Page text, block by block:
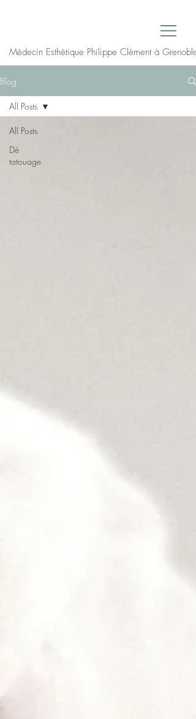
Médecin Esthétique Philippe Clément à Grenoble
Blog
All Posts
Dé
tatouage
All Posts